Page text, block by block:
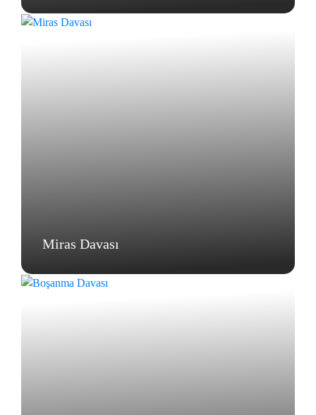
Miras Davası